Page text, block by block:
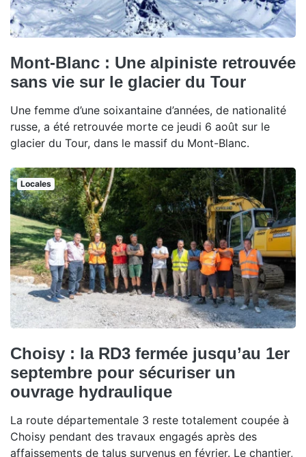
Mont-Blanc : Une alpiniste retrouvée
sans vie sur le glacier du Tour
Une femme d’une soixantaine d’années, de nationalité
russe, a été retrouvée morte ce jeudi 6 août sur le
glacier du Tour, dans le massif du Mont-Blanc.
Locales
Choisy : la RD3 fermée jusqu’au 1er
septembre pour sécuriser un
ouvrage hydraulique
La route départementale 3 reste totalement coupée à
Choisy pendant des travaux engagés après des
affaissements de talus survenus en février. Le chantier,